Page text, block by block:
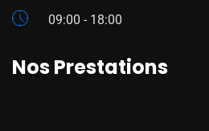
09:00 - 18:00
Nos Prestations